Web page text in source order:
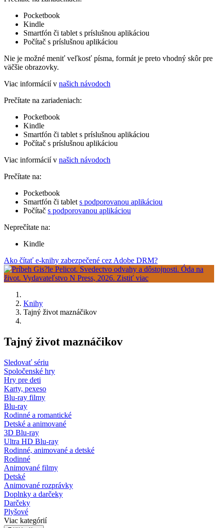
Pocketbook
Kindle
Smartfón či tablet s príslušnou aplikáciou
Počítač s príslušnou aplikáciou
Nie je možné meniť veľkosť písma, formát je preto vhodný skôr pre
väčšie obrazovky.
Viac informácií v našich návodoch
Prečítate na zariadeniach:
Pocketbook
Kindle
Smartfón či tablet s príslušnou aplikáciou
Počítač s príslušnou aplikáciou
Viac informácií v našich návodoch
Prečítate na:
Pocketbook
Smartfón či tablet s podporovanou aplikáciou
Počítač s podporovanou aplikáciou
Neprečítate na:
Kindle
Ako čítať e-knihy zabezpečené cez Adobe DRM?
Knihy
Tajný život maznáčikov
Tajný život maznáčikov
Sledovať sériu
Spoločenské hry
Hry pre deti
Karty, pexeso
Blu-ray filmy
Blu-ray
Rodinné a romantické
Detské a animované
3D Blu-ray
Ultra HD Blu-ray
Rodinné, animované a detské
Rodinné
Animované filmy
Detské
Animované rozprávky
Doplnky a darčeky
Darčeky
Plyšové
Viac kategórií